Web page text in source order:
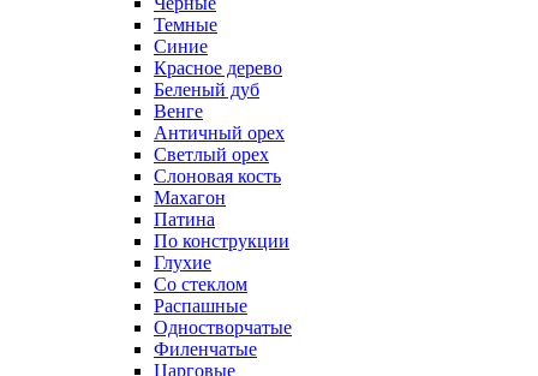
Темные
Синие
Красное дерево
Беленый дуб
Венге
Античный орех
Светлый орех
Слоновая кость
Махагон
Патина
По конструкции
Глухие
Со стеклом
Распашные
Одностворчатые
Филенчатые
Царговые